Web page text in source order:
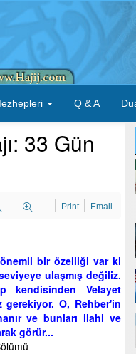
Q & A
33 Gün
Print Email
bir özelliği var ki
ulaşmış değiliz.
kendisinden Velayet
gerekiyor. O, Rehber'in
ve bunları ilahi ve
görür...